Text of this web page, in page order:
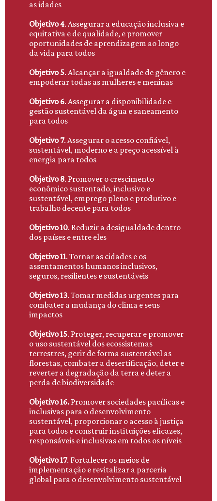
as idades
Objetivo 4. Assegurar a educação inclusiva e
equitativa e de qualidade, e promover
oportunidades de aprendizagem ao longo
da vida para todos
Objetivo 5. Alcançar a igualdade de gênero e
empoderar todas as mulheres e meninas
Objetivo 6. Assegurar a disponibilidade e
gestão sustentável da água e saneamento
para todos
Objetivo 7. Assegurar o acesso confiável,
sustentável, moderno e a preço acessível à
energia para todos
Objetivo 8. Promover o crescimento
econômico sustentado, inclusivo e
sustentável, emprego pleno e produtivo e
trabalho decente para todos
Objetivo 10. Reduzir a desigualdade dentro
dos países e entre eles
Objetivo 11. Tornar as cidades e os
assentamentos humanos inclusivos,
seguros, resilientes e sustentáveis
Objetivo 13. Tomar medidas urgentes para
combater a mudança do clima e seus
impactos
Objetivo 15. Proteger, recuperar e promover
o uso sustentável dos ecossistemas
terrestres, gerir de forma sustentável as
florestas, combater a desertificação, deter e
reverter a degradação da terra e deter a
perda de biodiversidade
Objetivo 16. Promover sociedades pacíficas e
inclusivas para o desenvolvimento
sustentável, proporcionar o acesso à justiça
para todos e construir instituições eficazes,
responsáveis e inclusivas em todos os níveis
Objetivo 17. Fortalecer os meios de
implementação e revitalizar a parceria
global para o desenvolvimento sustentável